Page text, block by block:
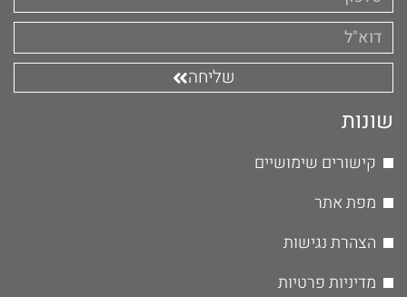
שליחה
שונות
קישורים שימושיים
מפת אתר
הצהרת נגישות
מדיניות פרטיות